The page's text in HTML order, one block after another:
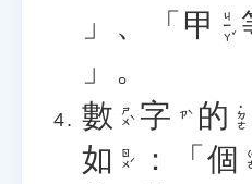
」、「 甲 ㄐㄧㄚˇ
」。
數 ㄕㄨˋ 字 ㄗˋ 的 ˙ㄉㄜ
如 ㄖㄨˊ ：「 個